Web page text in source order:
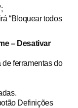
“Bloquear todos
– Desativar
ferramentas do
Definições